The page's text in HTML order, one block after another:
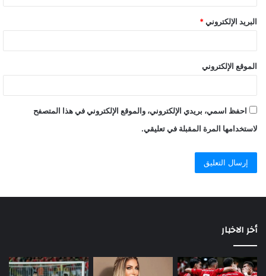
البريد الإلكتروني *
الموقع الإلكتروني
احفظ اسمي، بريدي الإلكتروني، والموقع الإلكتروني في هذا المتصفح
لاستخدامها المرة المقبلة في تعليقي.
أخر الاخبار